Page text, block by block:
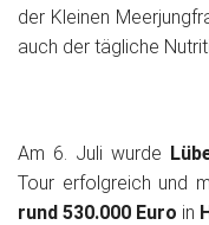
der Kleinen
auch der tägliche
Am 6. Juli wurde
Tour erfolgreich und
rund 530.000 Euro in